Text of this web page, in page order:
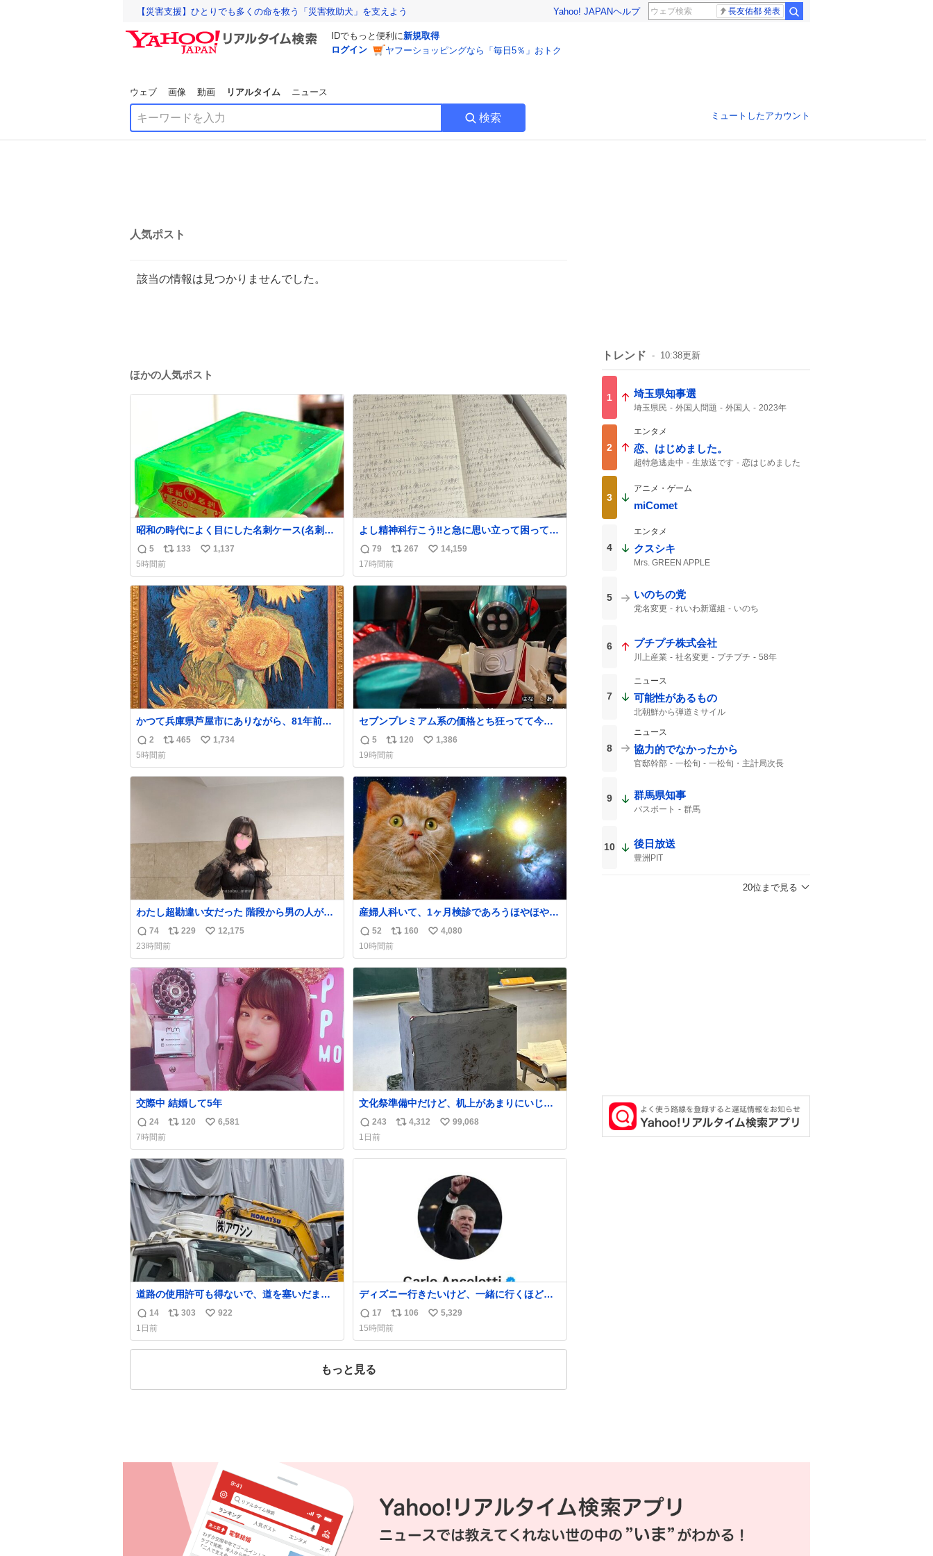
【災害支援】ひとりでも多くの命を救う「災害救助犬」を支えよう Yahoo! JAPANヘルプ 長友佑都 発表
IDでもっと便利に新規取得
ログイン
ヤフーショッピングなら「毎日5％」おトク
ウェブ 画像 動画 リアルタイム ニュース
検索 ミュートしたアカウント
人気ポスト
該当の情報は見つかりませんでした。
ほかの人気ポスト
昭和の時代によく目にした名刺ケース(名刺を
作るとこれに入れて渡された)はウランガラス
のような綺麗な発色なので、子供たちの宝物
入れとして二次利用されていましたとさ。
返
信
数
5
リ
ポ
ス
ト
数
133
い
ね
数
1,137
5時間前
よし精神科行こう‼️と急に思い立って困ってる
こと書き出してたらペン止まらなくなってす
ごい勢いで埋まってワロタ
返
信
数
79
リ
ポ
ス
ト
267
い
ね
数
14,159
17時間前
かつて兵庫県芦屋市にありながら、81年前の
きょう、8月6日の阪神大空襲の折に残念なが
ら焼失した、 #ゴッホ の幻の「 #ヒマワリ
」。 当館は、東京都にある武者小路実篤記念
館にご協力いただき、当時発行されたカラー
印刷画集より陶板で原寸大に再現し、2014年
返
信
数
2
リ
ポ
ス
465
い
ね
数
1,734
5時間前
セブンプレミアム系の価格とち狂ってて今こ
れ
返
信
数
5
リ
ポ
ス
ト
数
120
い
ね
数
1,386
19時間前
わたし超勘違い女だった 階段から男の人が降
りて来てたんだけど この格好の女が立ってた
ら一回は足が止まるでしょ？普通。降りてき
たのは仕事帰りっぽい男の人で、足取り重そ
うに歩いてて見るからに異変を感じたんだけ
返
信
数
74
リ
ポ
ス
ト
数
229
い
ね
12,175
23時間前
産婦人科いて、1ヶ月検診であろうほやほや赤
ちゃん👩‍🍼と推定2,3歳の女の子👧🏻をワンオ
ペで連れてるママがいるのだけども 女の子ず
っとママの側から離れない…⁉️ 手を繋がなくて
もうろちょろしないしママが歩いたらピクミ
ンみたいにﾄﾃﾄﾃついてってるし逃走しないし
脱走しないし逃げないし走ら文字数
返
信
数
52
リ
ポ
ス
数
160
い
ね
数
4,080
10時間前
交際中 結婚して5年
返
信
数
24
リ
ス
ト
数
120
い
ね
数
6,581
7時間前
文化祭準備中だけど、机上があまりにいじめ
っぽすぎる
返
信
数
243
リ
ス
4,312
い
ね
99,068
1日前
道路の使用許可も得ないで、道を塞いだまま
解体作業してる。 写真を撮ろうとしたら「勝
手に写真撮るな馬鹿野郎」と罵倒されるな
ど。
返
信
数
14
リ
ス
303
い
ね
922
1日前
ディズニー行きたいけど、一緒に行くほど仲
のいい友達が居ない… ほんでこれ
返
信
数
17
リ
ポ
ス
106
い
ね
5,329
15時間前
もっと見る
トレンド 10:38更新
1 埼玉県知事選
埼玉県民 外国人問題 外国人
2023年
2
エンタメ
恋、はじめました。
超特急逃走中 生放送です
恋はじめました
3
アニメ・ゲーム
miComet
4
エンタメ
クスシキ
Mrs. GREEN APPLE
5 いのちの党
党名変更 れいわ新選組 いのち
6 プチプチ株式会社
川上産業 社名変更 プチプチ 58年
7
ニュース
可能性があるもの
北朝鮮から弾道ミサイル
日本周辺
弾道ミサイル
防衛省
8
ニュース
協力的でなかったから
官邸幹部 一松旬
一松旬・主計局次長
9 群馬県知事
パスポート 群馬
10 後日放送
豊洲PIT
20位まで見る